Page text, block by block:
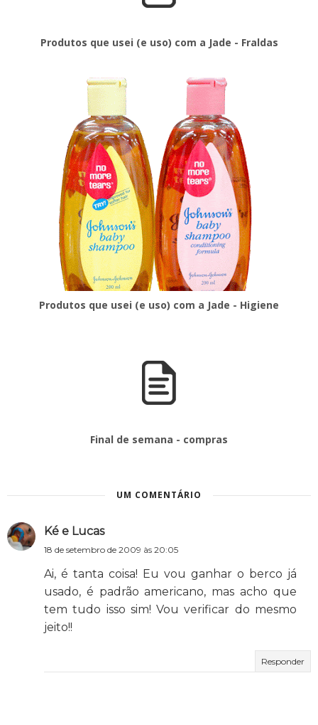
Produtos que usei (e uso) com a Jade - Fraldas
Produtos que usei (e uso) com a Jade - Higiene
Final de semana - compras
UM COMENTÁRIO
Ké e Lucas
18 de setembro de 2009 às 20:05
Ai, é tanta coisa! Eu vou ganhar o berco já
usado, é padrão americano, mas acho que
tem tudo isso sim! Vou verificar do mesmo
jeito!!
Responder